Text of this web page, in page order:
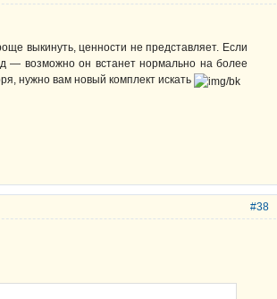
выкинуть, ценности не представляет. Если
— возможно он встанет нормально на более
нужно вам новый комплект искать
#38